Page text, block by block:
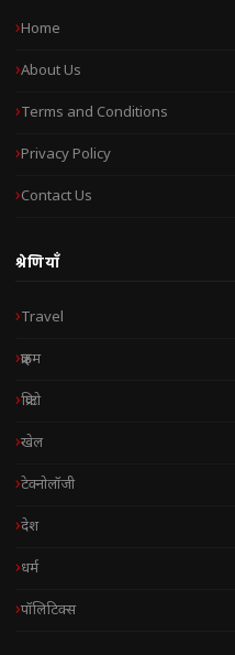
Home
About Us
Terms and Conditions
Privacy Policy
Contact Us
श्रेणियाँ
Travel
क्राइम
क्रिप्टो
खेल
टेक्नोलॉजी
देश
धर्म
पॉलिटिक्स